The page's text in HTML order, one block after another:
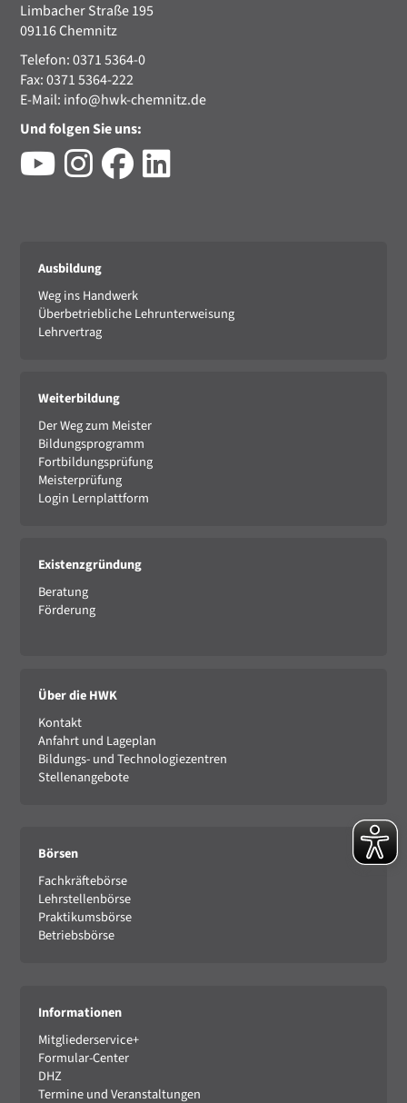
Limbacher Straße 195
09116 Chemnitz
Telefon: 0371 5364-0
Fax: 0371 5364-222
E-Mail: info@hwk-chemnitz.de
Und folgen Sie uns:
Ausbildung
Weg ins Handwerk
Überbetriebliche Lehrunterweisung
Lehrvertrag
Weiterbildung
Der Weg zum Meister
Bildungsprogramm
Fortbildungsprüfung
Meisterprüfung
Login Lernplattform
Existenzgründung
Beratung
Förderung
Über die HWK
Kontakt
Anfahrt und Lageplan
Bildungs- und Technologiezentren
Stellenangebote
Börsen
Fachkräftebörse
Lehrstellenbörse
Praktikumsbörse
Betriebsbörse
Informationen
Mitgliederservice+
Formular-Center
DHZ
Termine und Veranstaltungen